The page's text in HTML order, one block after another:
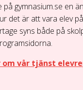
på gymnasium.se en
det är att vara elev
syns både på
om vår tjänst